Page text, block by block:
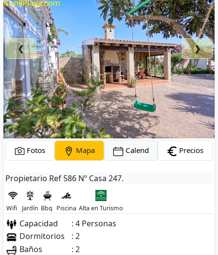
❮ ❯
Fotos Mapa Calend Precios
Propietario Ref 586 Nº Casa 247.
Wifi Jardín Bbq Piscina Alta en Turismo
Capacidad
: 4 Personas
Dormitorios
: 2
Baños
: 2